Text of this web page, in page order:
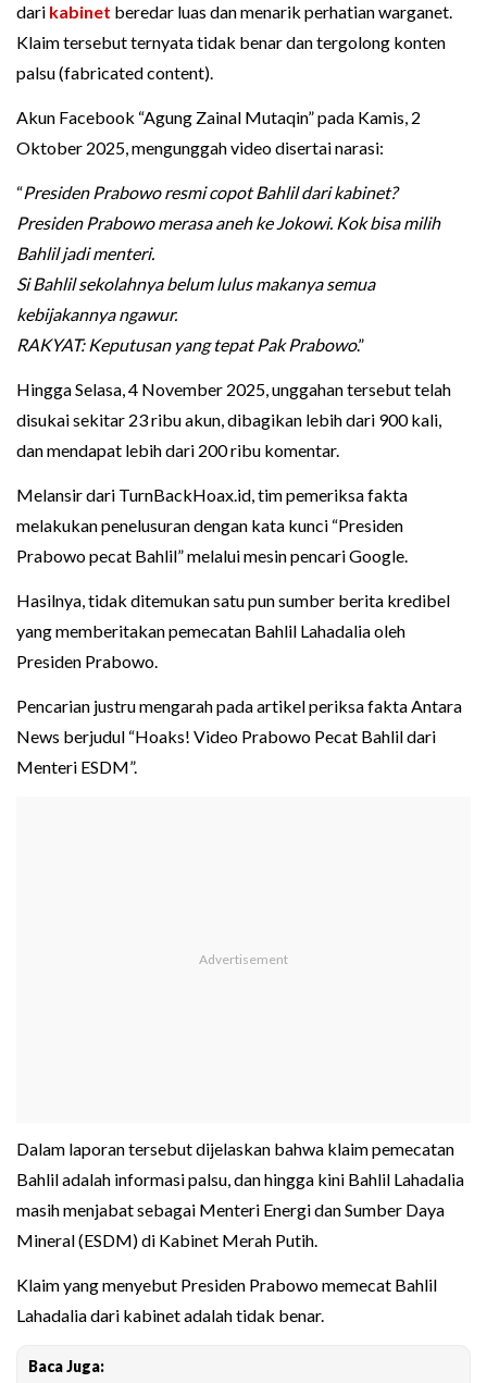
dari kabinet beredar luas dan menarik perhatian warganet.
Klaim tersebut ternyata tidak benar dan tergolong konten
palsu (fabricated content).
Akun Facebook “Agung Zainal Mutaqin” pada Kamis, 2
Oktober 2025, mengunggah video disertai narasi:
“Presiden Prabowo resmi copot Bahlil dari kabinet?
Presiden Prabowo merasa aneh ke Jokowi. Kok bisa milih
Bahlil jadi menteri.
Si Bahlil sekolahnya belum lulus makanya semua
kebijakannya ngawur.
RAKYAT: Keputusan yang tepat Pak Prabowo.”
Hingga Selasa, 4 November 2025, unggahan tersebut telah
disukai sekitar 23 ribu akun, dibagikan lebih dari 900 kali,
dan mendapat lebih dari 200 ribu komentar.
Melansir dari TurnBackHoax.id, tim pemeriksa fakta
melakukan penelusuran dengan kata kunci “Presiden
Prabowo pecat Bahlil” melalui mesin pencari Google.
Hasilnya, tidak ditemukan satu pun sumber berita kredibel
yang memberitakan pemecatan Bahlil Lahadalia oleh
Presiden Prabowo.
Pencarian justru mengarah pada artikel periksa fakta Antara
News berjudul “Hoaks! Video Prabowo Pecat Bahlil dari
Menteri ESDM”.
Dalam laporan tersebut dijelaskan bahwa klaim pemecatan
Bahlil adalah informasi palsu, dan hingga kini Bahlil Lahadalia
masih menjabat sebagai Menteri Energi dan Sumber Daya
Mineral (ESDM) di Kabinet Merah Putih.
Klaim yang menyebut Presiden Prabowo memecat Bahlil
Lahadalia dari kabinet adalah tidak benar.
Baca Juga: